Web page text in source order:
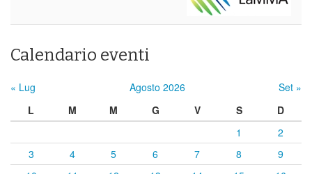
Calendario eventi
« Lug Agosto 2026
Set »
L
M M G V S
D
1
2
3
4 5 6 7 8
9